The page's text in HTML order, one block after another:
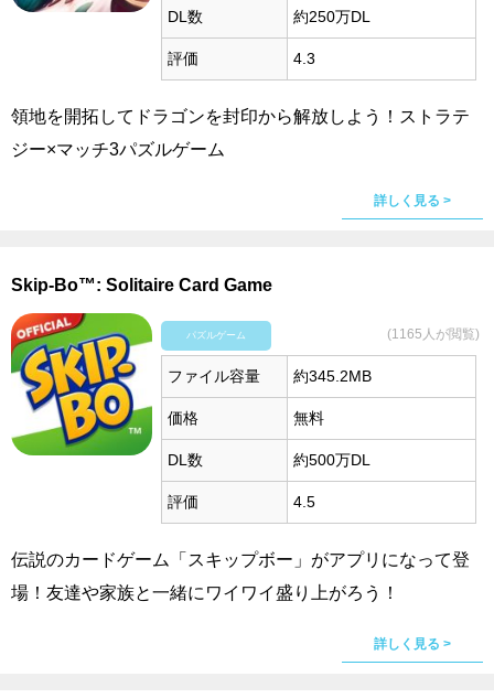
DL数 約250万DL
評価 4.3
領地を開拓してドラゴンを封印から解放しよう！ストラテ
ジー×マッチ3パズルゲーム
詳しく見る >
Skip-Bo™: Solitaire Card Game
パズルゲーム (1165人が閲覧)
ファイル容量 約345.2MB
価格 無料
DL数 約500万DL
評価 4.5
伝説のカードゲーム「スキップボー」がアプリになって登
場！友達や家族と一緒にワイワイ盛り上がろう！
詳しく見る >